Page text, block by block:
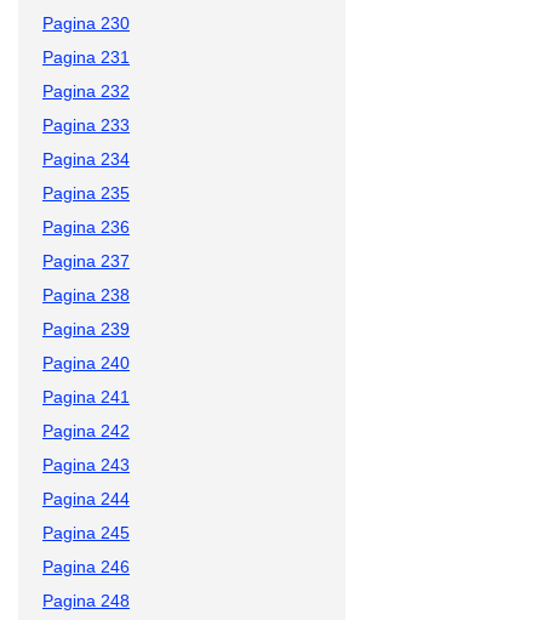
Pagina 230
Pagina 231
Pagina 232
Pagina 233
Pagina 234
Pagina 235
Pagina 236
Pagina 237
Pagina 238
Pagina 239
Pagina 240
Pagina 241
Pagina 242
Pagina 243
Pagina 244
Pagina 245
Pagina 246
Pagina 248